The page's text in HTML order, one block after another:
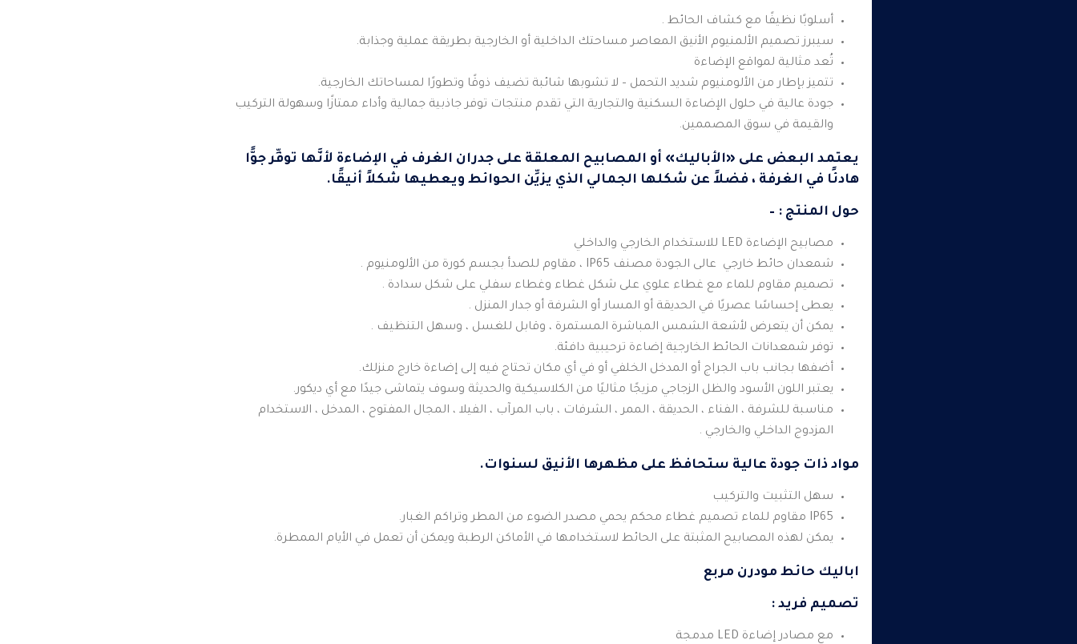
أسلوبًا نظيفًا مع كشاف الحائط .
سيبرز تصميم الألمنيوم الأنيق المعاصر مساحتك الداخلية أو الخارجية بطريقة عملية وجذابة.
تُعد مثالية لمواقع الإضاءة
تتميز بإطار من الألومنيوم شديد التحمل – لا تشوبها شائبة تضيف ذوقًا وتطورًا لمساحاتك الخارجية.
جودة عالية في حلول الإضاءة السكنية والتجارية التي تقدم منتجات توفر جاذبية جمالية وأداء ممتازًا وسهولة التركيب
والقيمة في سوق المصممين.
يعتمد البعض على «الأباليك» أو المصابيح المعلقة على جدران الغرف في الإضاءة لأنَّها توفِّر جوًّا
هادئًا في الغرفة ، فضلاً عن شكلها الجمالي الذي يزيِّن الحوائط ويعطيها شكلاً أنيقًا.
حول المنتج : –
مصابيح الإضاءة LED للاستخدام الخارجي والداخلي
شمعدان حائط خارجي عالى الجودة مصنف IP65 ، مقاوم للصدأ بجسم كورة من الألومنيوم .
تصميم مقاوم للماء مع غطاء علوي على شكل غطاء وغطاء سفلي على شكل سدادة .
يعطى إحساسًا عصريًا في الحديقة أو المسار أو الشرفة أو جدار المنزل .
يمكن أن يتعرض لأشعة الشمس المباشرة المستمرة ، وقابل للغسل ، وسهل التنظيف .
توفر شمعدانات الحائط الخارجية إضاءة ترحيبية دافئة.
أضفها بجانب باب الجراج أو المدخل الخلفي أو في أي مكان تحتاج فيه إلى إضاءة خارج منزلك.
يعتبر اللون الأسود والظل الزجاجي مزيجًا مثاليًا من الكلاسيكية والحديثة وسوف يتماشى جيدًا مع أي ديكور.
مناسبة للشرفة ، الفناء ، الحديقة ، الممر ، الشرفات ، باب المرآب ، الفيلا ، المجال المفتوح ، المدخل ، الاستخدام
المزدوج الداخلي والخارجي .
مواد ذات جودة عالية ستحافظ على مظهرها الأنيق لسنوات.
سهل التثبيت والتركيب
IP65 مقاوم للماء تصميم غطاء محكم يحمي مصدر الضوء من المطر وتراكم الغبار.
يمكن لهذه المصابيح المثبتة على الحائط لاستخدامها في الأماكن الرطبة ويمكن أن تعمل في الأيام الممطرة.
اباليك حائط مودرن مربع
تصميم فريد :
مع مصادر إضاءة LED مدمجة